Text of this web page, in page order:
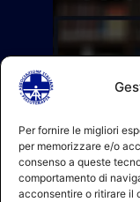
Per fornire le migliori
per memorizzare e/o
consenso a queste
comportamento di
acconsentire o ritirare il